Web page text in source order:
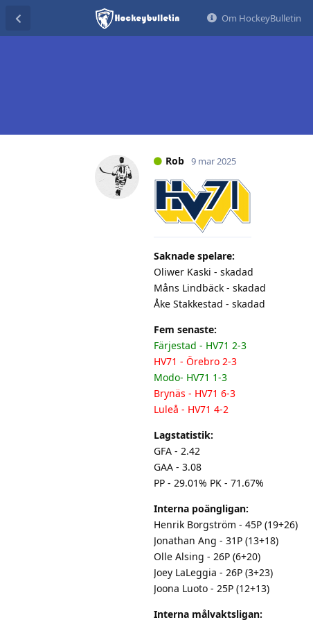
Om HockeyBulletin
Rob 9 mar 2025
Saknade spelare:
Oliwer Kaski - skadad
Måns Lindbäck - skadad
Åke Stakkestad - skadad
Fem senaste:
Färjestad - HV71 2-3
HV71 - Örebro 2-3
Modo- HV71 1-3
Brynäs - HV71 6-3
Luleå - HV71 4-2
Lagstatistik:
GFA - 2.42
GAA - 3.08
PP - 29.01% PK - 71.67%
Interna poängligan:
Henrik Borgström - 45P (19+26)
Jonathan Ang - 31P (13+18)
Olle Alsing - 26P (6+20)
Joey LaLeggia - 26P (3+23)
Joona Luoto - 25P (12+13)
Interna målvaktsligan: